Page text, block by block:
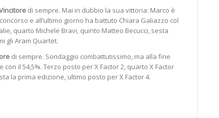
di sempre. Mai in dubbio la sua vittoria: Marco è
e all’ultimo giorno ha battuto Chiara Galiazzo col
quarto Michele Bravi, quinto Matteo Becucci, sesta
gli Aram Quartet.
di sempre. Sondaggio combattutissimo, ma alla fine
con il 54,5%. Terzo posto per X Factor 2, quarto X Factor
la prima edizione, ultimo posto per X Factor 4.